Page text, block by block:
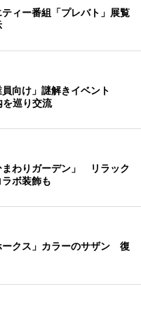
ィー番組「プレバト」展覧
向け」謎解きイベント
巡り交流
まわりガーデン」 リラック
ボ装飾も
ークス」カラーのサザン 復